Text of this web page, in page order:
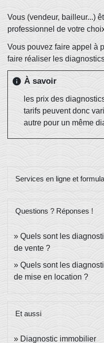
Vous (vendeur, bailleur...)
professionnel de votre
Vous pouvez faire appel à
faire réaliser les
info À savoir
les prix des
tarifs peuvent donc
autre pour un même
Services en ligne et
Questions ? Réponses !
Quels sont les
de vente ?
Quels sont les
de mise en location ?
Et aussi
Diagnostic immobilier